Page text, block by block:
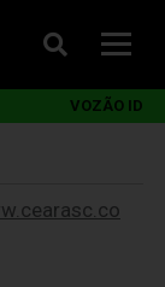
VOZÃO ID